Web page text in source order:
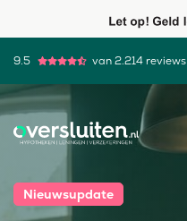
9.5 van 2.214 reviews
Nieuwsupdate